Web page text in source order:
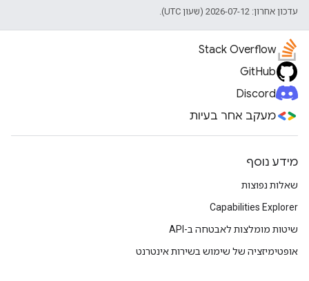
עדכון אחרון: 2026-07-12 (שעון UTC).
Stack Overflow
GitHub
Discord
מעקב אחר בעיות
מידע נוסף
שאלות נפוצות
Capabilities Explorer
שיטות מומלצות לאבטחה ב-API
אופטימיזציה של שימוש בשירות אינטרנט